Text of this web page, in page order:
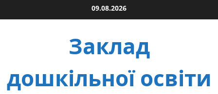
to
09.08.2026
Заклад
дошкільної освіти